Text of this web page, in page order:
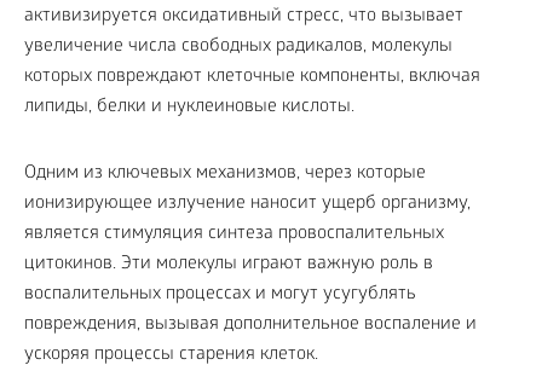
активизируется оксидативный стресс, что вызывает
увеличение числа свободных радикалов, молекулы
которых повреждают клеточные компоненты, включая
липиды, белки и нуклеиновые кислоты.
Одним из ключевых механизмов, через которые
ионизирующее излучение наносит ущерб организму,
является стимуляция синтеза провоспалительных
цитокинов. Эти молекулы играют важную роль в
воспалительных процессах и могут усугублять
повреждения, вызывая дополнительное воспаление и
ускоряя процессы старения клеток.